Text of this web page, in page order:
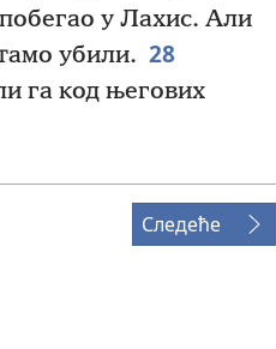
у Лахис. Али
убили. 28
га код његових
Следеће